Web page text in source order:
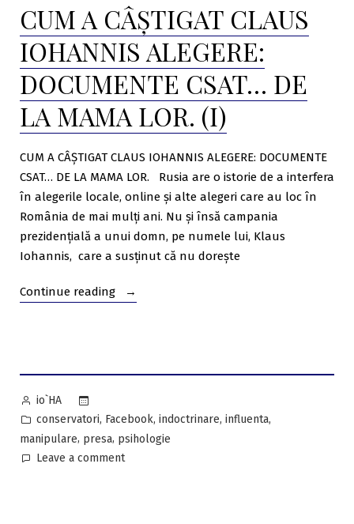
pentru
cei
tari.”
rusească
de
dezinformare
și
Propagandă
a
Rusiei
România.
Imagini
pentru
cei
tari.
CUM A CÂȘTIGAT CLAUS
IOHANNIS ALEGERE:
DOCUMENTE CSAT… DE
LA MAMA LOR. (I)
CUM A CÂȘTIGAT CLAUS IOHANNIS ALEGERE: DOCUMENTE
CSAT… DE LA MAMA LOR. Rusia are o istorie de a interfera
în alegerile locale, online și alte alegeri care au loc în
România de mai mulți ani. Nu și însă campania
prezidențială a unui domn, pe numele lui, Klaus
Iohannis, care a susținut că nu dorește
Continue reading
“CUM
DE
Posted
by
io`HA
Posted
in
conservatori, Facebook, indoctrinare, influenta,
manipulare, presa, psihologie
Leave a commenton